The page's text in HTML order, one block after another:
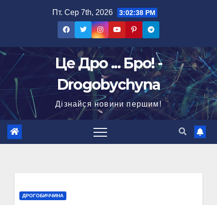
Пт. Сер 7th, 2026 3:02:39 PM
Це Дро ... Бро! -
Drogobychyna
Дізнайся новини першим!
ДРОГОБИЧЧИНА